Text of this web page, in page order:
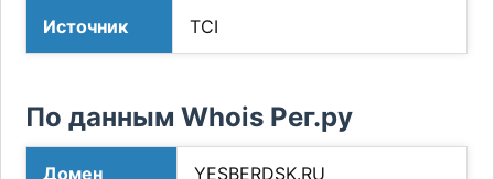
Источник TCI
По данным Whois Рег.ру
Домен YESBERDSK.RU